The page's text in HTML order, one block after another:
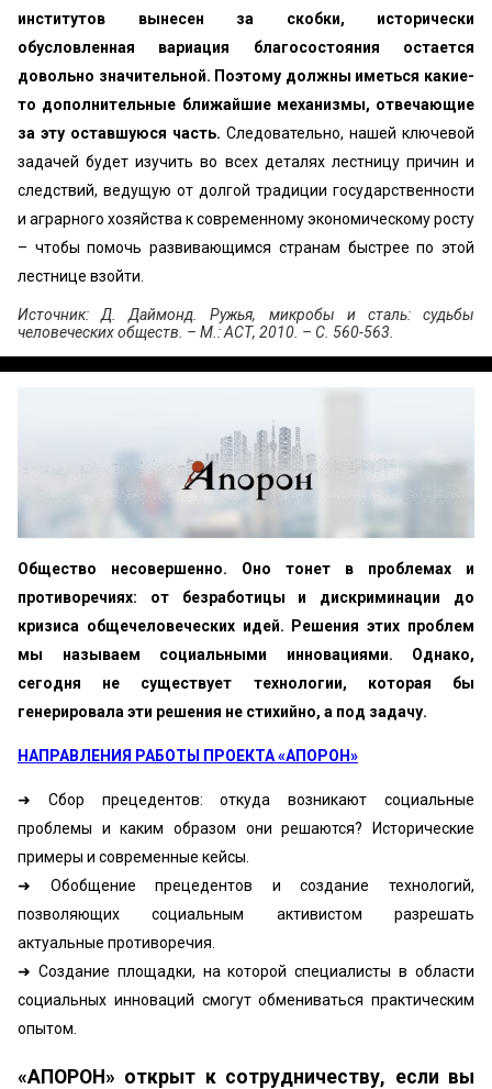
институтов вынесен за скобки, исторически
обусловленная вариация благосостояния остается
довольно значительной. Поэтому должны иметься какие-
то дополнительные ближайшие механизмы, отвечающие
за эту оставшуюся часть. Следовательно, нашей ключевой
задачей будет изучить во всех деталях лестницу причин и
следствий, ведущую от долгой традиции государственности
и аграрного хозяйства к современному экономическому росту
– чтобы помочь развивающимся странам быстрее по этой
лестнице взойти.
Источник: Д. Даймонд. Ружья, микробы и сталь: судьбы
человеческих обществ. – М.: АСТ, 2010. – С. 560-563.
Общество несовершенно. Оно тонет в проблемах и
противоречиях: от безработицы и дискриминации до
кризиса общечеловеческих идей. Решения этих проблем
мы называем социальными инновациями. Однако,
сегодня не существует технологии, которая бы
генерировала эти решения не стихийно, а под задачу.
НАПРАВЛЕНИЯ РАБОТЫ ПРОЕКТА «АПОРОН»
➜ Сбор прецедентов: откуда возникают социальные
проблемы и каким образом они решаются? Исторические
примеры и современные кейсы.
➜ Обобщение прецедентов и создание технологий,
позволяющих социальным активистом разрешать
актуальные противоречия.
➜ Создание площадки, на которой специалисты в области
социальных инноваций смогут обмениваться практическим
опытом.
«АПОРОН» открыт к сотрудничеству, если вы